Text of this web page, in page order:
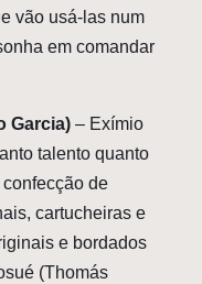
vão usá-las num
em comandar
Garcia) – Exímio
talento quanto
de
cartucheiras e
e bordados
(Thomás